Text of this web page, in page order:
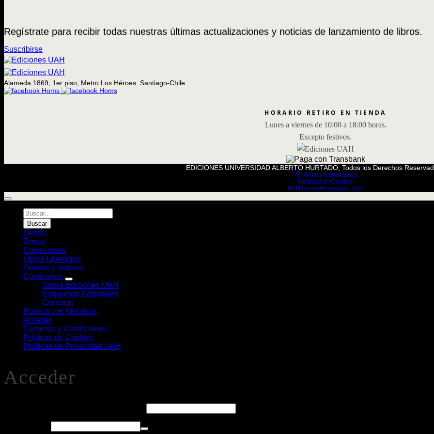
Regístrate para recibir todas nuestras últimas actualizaciones y noticias de lanzamiento de libros.
Suscribirse
Alameda 1869, 1er piso, Metro Los Héroes. Santiago-Chile.
HORARIO RETIRO EN TIENDA
Lunes a viernes de 10:00 a 18:00 horas.
Excepto festivos.
EDICIONES UNIVERSIDAD ALBERTO HURTADO, Todos los Derechos
Términos y Condiciones
Políticas de Cookies
Políticas de Privacidad UAH
Búsqueda
de
Libros
Buscar
Tienda
Temas
Colecciones
Libros Liberados
Autoras y autores
Conócenos
Sobre Ediciones UAH
Esquemas Editoriales
Contacto
Publica con Nosotros
Acceder
Términos y Condiciones
Políticas de Cookies
Políticas de Privacidad UAH
Acceder